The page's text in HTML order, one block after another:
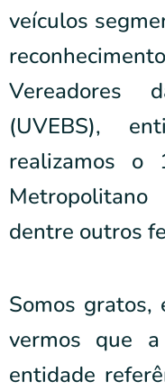
veículos
Vereadores
(UVEBS),
realizamos o
dentre outros
Somos gratos,
vermos que
entidade